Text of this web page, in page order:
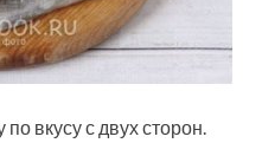
вкусу с двух сторон.